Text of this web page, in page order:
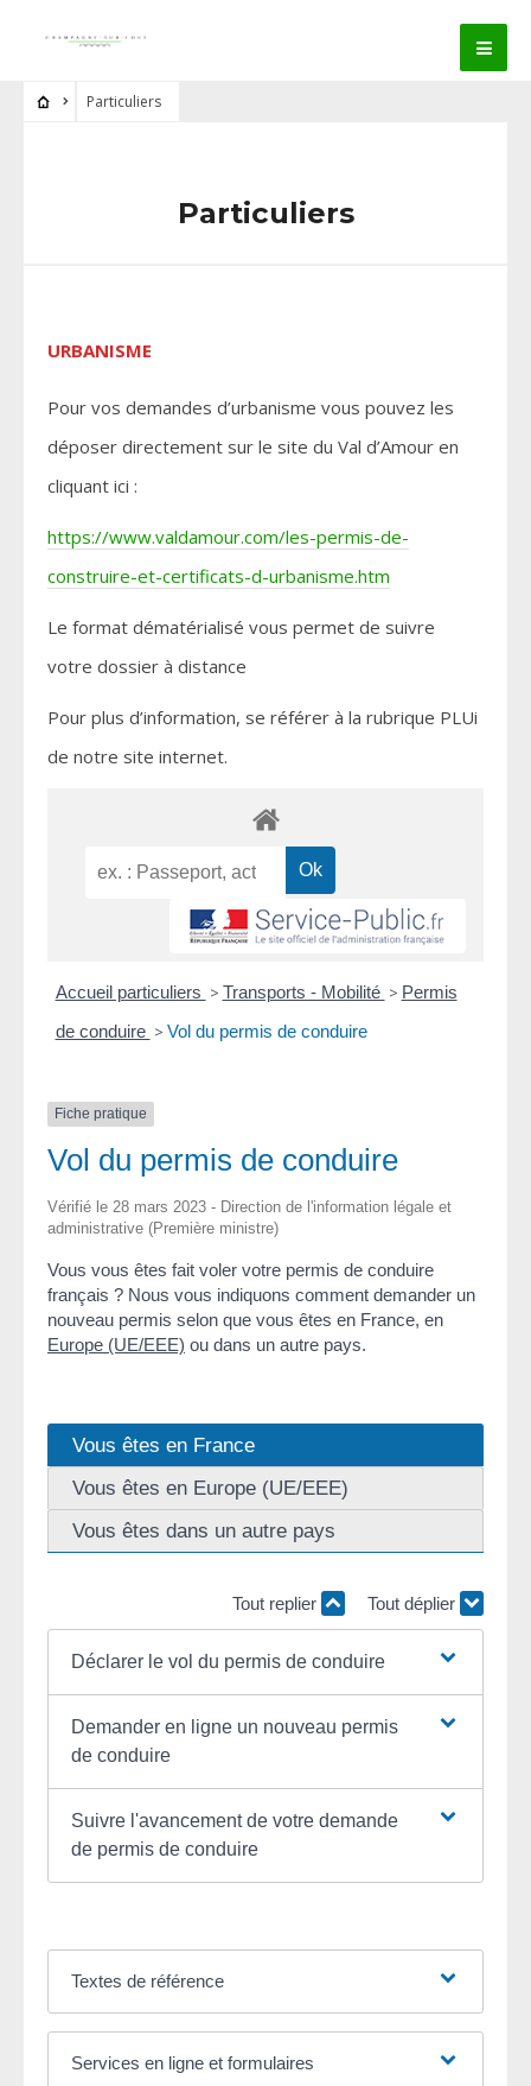
Particuliers
Particuliers
URBANISME
Pour vos demandes d’urbanisme vous pouvez les
déposer directement sur le site du Val d’Amour en
cliquant ici :
https://www.valdamour.com/les-permis-de-
construire-et-certificats-d-urbanisme.htm
Le format dématérialisé vous permet de suivre
votre dossier à distance
Pour plus d’information, se référer à la rubrique PLUi
de notre site internet.
Accueil particuliers > Transports - Mobilité > Permis
de conduire > Vol du permis de conduire
Fiche pratique
Vol du permis de conduire
Vérifié le 28 mars 2023 - Direction de l'information légale et
administrative (Première ministre)
Vous vous êtes fait voler votre permis de conduire
français ? Nous vous indiquons comment demander un
nouveau permis selon que vous êtes en France, en
Europe (UE/EEE) ou dans un autre pays.
Vous êtes en France
Vous êtes en Europe (UE/EEE)
Vous êtes dans un autre pays
Tout replier Tout déplier
Déclarer le vol du permis de conduire
Demander en ligne un nouveau permis
de conduire
Suivre l'avancement de votre demande
de permis de conduire
Textes de référence
Services en ligne et formulaires